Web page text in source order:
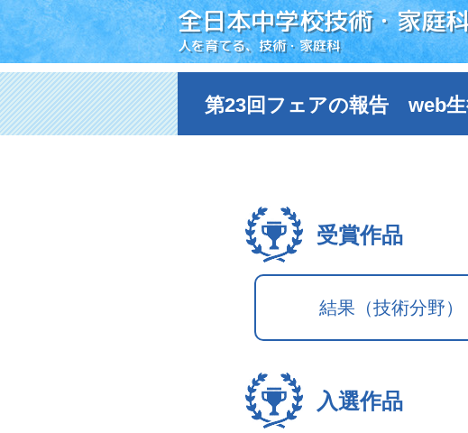
全日本中学校技術・家庭
人を育てる、技術・家庭科
第23回フェアの報告 web
受賞作品
結果（技術分野）
入選作品